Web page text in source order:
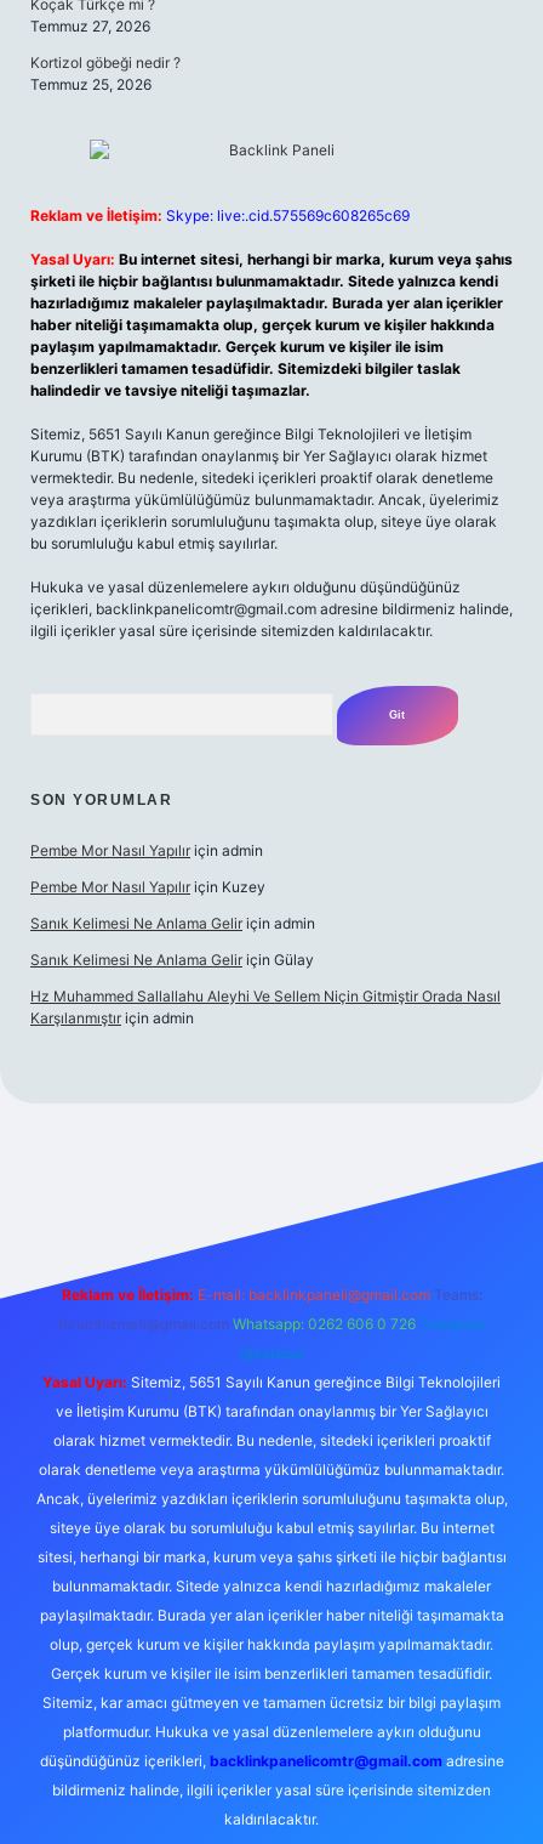
Koçak Türkçe mi ?
Temmuz 27, 2026
Kortizol göbeği nedir ?
Temmuz 25, 2026
Reklam ve İletişim: Skype: live:.cid.575569c608265c69
Yasal Uyarı: Bu internet sitesi, herhangi bir marka, kurum veya şahıs
şirketi ile hiçbir bağlantısı bulunmamaktadır. Sitede yalnızca kendi
hazırladığımız makaleler paylaşılmaktadır. Burada yer alan içerikler
haber niteliği taşımamakta olup, gerçek kurum ve kişiler hakkında
paylaşım yapılmamaktadır. Gerçek kurum ve kişiler ile isim
benzerlikleri tamamen tesadüfidir. Sitemizdeki bilgiler taslak
halindedir ve tavsiye niteliği taşımazlar.
Sitemiz, 5651 Sayılı Kanun gereğince Bilgi Teknolojileri ve İletişim
Kurumu (BTK) tarafından onaylanmış bir Yer Sağlayıcı olarak hizmet
vermektedir. Bu nedenle, sitedeki içerikleri proaktif olarak denetleme
veya araştırma yükümlülüğümüz bulunmamaktadır. Ancak, üyelerimiz
yazdıkları içeriklerin sorumluluğunu taşımakta olup, siteye üye olarak
bu sorumluluğu kabul etmiş sayılırlar.
Hukuka ve yasal düzenlemelere aykırı olduğunu düşündüğünüz
içerikleri, backlinkpanelicomtr@gmail.com adresine bildirmeniz halinde,
ilgili içerikler yasal süre içerisinde sitemizden kaldırılacaktır.
SON YORUMLAR
Pembe Mor Nasıl Yapılır için admin
Pembe Mor Nasıl Yapılır için Kuzey
Sanık Kelimesi Ne Anlama Gelir için admin
Sanık Kelimesi Ne Anlama Gelir için Gülay
Hz Muhammed Sallallahu Aleyhi Ve Sellem Niçin Gitmiştir Orada Nasıl
Karşılanmıştır için admin
Reklam ve İletişim: E-mail: backlinkpaneli@gmail.com Teams:
forumhizmeti@gmail.com Whatsapp: 0262 606 0 726 Telegram:
@karabul
Yasal Uyarı: Sitemiz, 5651 Sayılı Kanun gereğince Bilgi Teknolojileri
ve İletişim Kurumu (BTK) tarafından onaylanmış bir Yer Sağlayıcı
olarak hizmet vermektedir. Bu nedenle, sitedeki içerikleri proaktif
olarak denetleme veya araştırma yükümlülüğümüz bulunmamaktadır.
Ancak, üyelerimiz yazdıkları içeriklerin sorumluluğunu taşımakta olup,
siteye üye olarak bu sorumluluğu kabul etmiş sayılırlar. Bu internet
sitesi, herhangi bir marka, kurum veya şahıs şirketi ile hiçbir bağlantısı
bulunmamaktadır. Sitede yalnızca kendi hazırladığımız makaleler
paylaşılmaktadır. Burada yer alan içerikler haber niteliği taşımamakta
olup, gerçek kurum ve kişiler hakkında paylaşım yapılmamaktadır.
Gerçek kurum ve kişiler ile isim benzerlikleri tamamen tesadüfidir.
Sitemiz, kar amacı gütmeyen ve tamamen ücretsiz bir bilgi paylaşım
platformudur. Hukuka ve yasal düzenlemelere aykırı olduğunu
düşündüğünüz içerikleri, backlinkpanelicomtr@gmail.comadresine
bildirmeniz halinde, ilgili içerikler yasal süre içerisinde sitemizden
kaldırılacaktır.